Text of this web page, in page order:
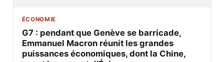
ÉCONOMIE
G7 : pendant que Genève se barricade,
Emmanuel Macron réunit les grandes
puissances économiques, dont la Chine,